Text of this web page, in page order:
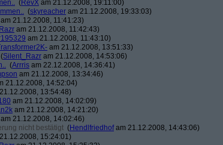
(RevX am 21.12.2008, 19:11:00)
(skyreacher am 21.12.2008, 19:33:03)
am 21.12.2008, 11:41:23)
am 21.12.2008, 11:42:43)
am 21.12.2008, 11:43:10)
am 21.12.2008, 13:51:33)
(Silent_Razr am 21.12.2008, 14:53:06)
(Arrris am 22.12.2008, 14:36:41)
am 21.12.2008, 13:34:46)
21.12.2008, 14:52:04)
13:54:48)
am 21.12.2008, 14:02:09)
am 21.12.2008, 14:21:20)
am 21.12.2008, 14:02:46)
nicht bestätigt (Hendlfriedhofam 21.12.2008, 14:43:06)
15:24:01)